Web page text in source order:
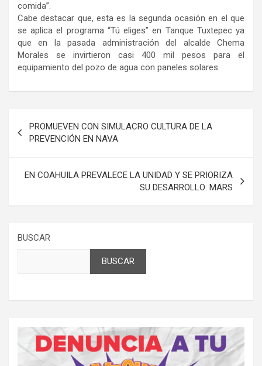
comida”.
Cabe destacar que, esta es la segunda ocasión en el que
se aplica el programa “Tú eliges” en Tanque Tuxtepec ya
que en la pasada administración del alcalde Chema
Morales se invirtieron casi 400 mil pesos para el
equipamiento del pozo de agua con paneles solares.
de
entradas
PROMUEVEN CON SIMULACRO CULTURA DE LA
PREVENCIÓN EN NAVA
EN COAHUILA PREVALECE LA UNIDAD Y SE PRIORIZA
SU DESARROLLO: MARS
BUSCAR
BUSCAR